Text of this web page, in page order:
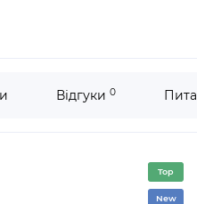
Відгуки 0
Top
New